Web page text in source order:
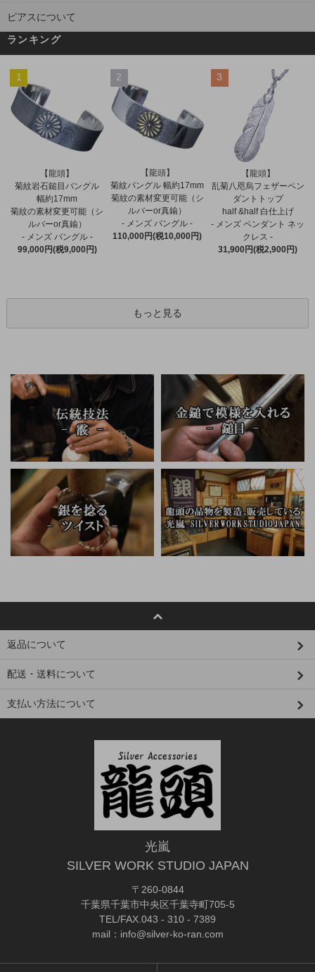
ピアスについて
ランキング
1
【龍頭】
菊紋岩石鎚目バングル
幅約17mm
菊紋の素材変更可能（シ
ルバーor真鍮）
- メンズ バングル -
99,000円(税9,000円)
2
【龍頭】
菊紋バングル 幅約17mm
菊紋の素材変更可能（シ
ルバーor真鍮）
- メンズ バングル -
110,000円(税10,000円)
3
【龍頭】
乱菊八咫烏フェザーペン
ダントトップ
half &half 白仕上げ
- メンズ ペンダント ネッ
クレス -
31,900円(税2,900円)
もっと見る
返品について
配送・送料について
支払い方法について
光嵐
SILVER WORK STUDIO JAPAN
〒260-0844
千葉県千葉市中央区千葉寺町705-5
TEL/FAX.043 - 310 - 7389
mail：info@silver-ko-ran.com